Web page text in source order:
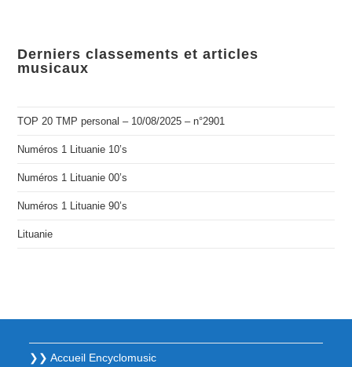
Derniers classements et articles
musicaux
TOP 20 TMP personal – 10/08/2025 – n°2901
Numéros 1 Lituanie 10’s
Numéros 1 Lituanie 00’s
Numéros 1 Lituanie 90’s
Lituanie
❯❯ Accueil Encyclomusic